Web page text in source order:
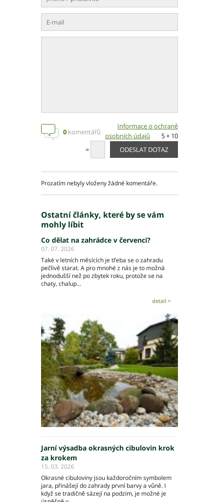
0 komentářů
Informace o ochraně
osobních údajů
5 + 10
=
Prozatím nebyly vloženy žádné komentáře.
Ostatní články, které by se vám
mohly líbit
Co dělat na zahrádce v červenci?
07. 07. 2026
Také v letních měsících je třeba se o zahradu
pečlivě starat. A pro mnohé z nás je to možná
jednodušší než po zbytek roku, protože se na
chaty, chalup...
detail >
Jarní výsadba okrasných cibulovin krok
za krokem
15. 03. 2026
Okrasné cibuloviny jsou každoročním symbolem
jara, přinášejí do zahrady první barvy a vůně. I
když se tradičně sázejí na podzim, je možné je